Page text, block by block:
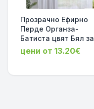
Прозрачно Ефирно
Перде Органза-
Батиста цвят Бял за
Релса и Тръбен
Корниз 245х140 и
цени от 13.20€